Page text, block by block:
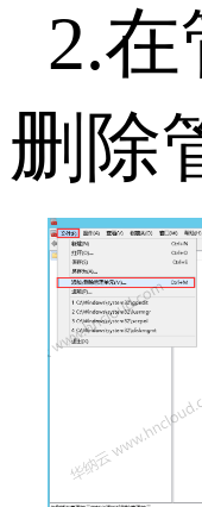
2.
删除